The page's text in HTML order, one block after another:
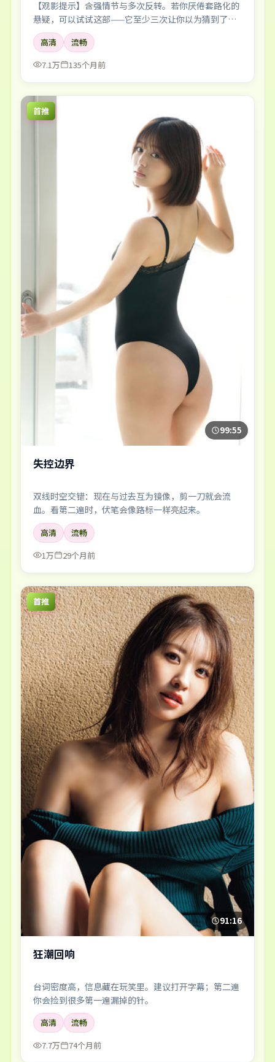
【观影提示】含强情节与多次反转。若你厌倦套路化的
悬疑，可以试试这部——它至少三次让你以为猜到了真
相。
高清
流畅
7.1万
135个月前
首推
99:55
失控边界
双线时空交错：现在与过去互为镜像，剪一刀就会流
血。看第二遍时，伏笔会像路标一样亮起来。
高清
流畅
1万
29个月前
首推
91:16
狂潮回响
台词密度高，信息藏在玩笑里。建议打开字幕；第二遍
你会捡到很多第一遍漏掉的针。
高清
流畅
7.7万
74个月前